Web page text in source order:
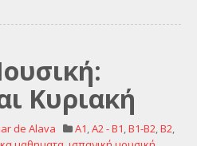
Κυριακή
de Alava A1,A2 - B1,B1-B2,B2,